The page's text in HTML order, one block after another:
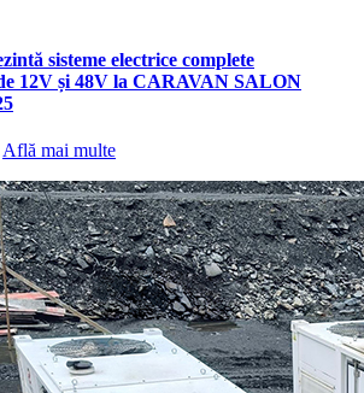
sisteme electrice complete
12V și 48V la CARAVAN SALON
Află mai multe